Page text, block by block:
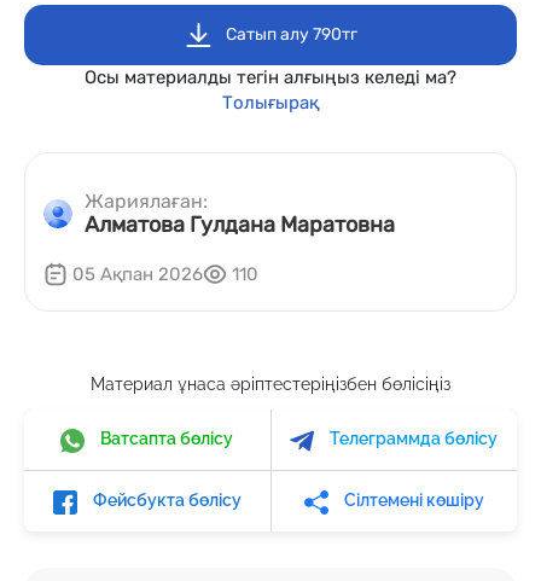
Сатып алу 790тг
Осы материалды тегін алғыңыз келеді ма?
Толығырақ
Жариялаған:
Алматова Гулдана Маратовна
05 Ақпан 2026 110
Материал ұнаса әріптестеріңізбен бөлісіңіз
Ватсапта бөлісу Телеграммда бөлісу
Фейсбукта бөлісу Сілтемені көшіру